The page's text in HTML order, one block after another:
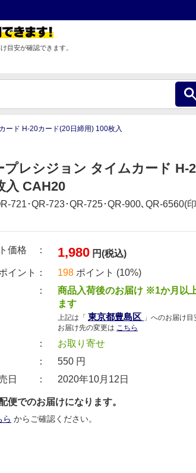
目安が確認できます。
ード H-20カード(20日締用) 100枚入
プレシジョン タイムカード H-
入 CAH20
721･QR-723･QR-725･QR-900､QR-6560(
価格 ： 1,980 円(税込)
イント：
198 ポイント (10%)
安 ：
商品入荷後のお届け ※1か月以
ます
上記は「 東京都豊島区 」へのお届け目
お届け先の変更は こちら
：
お取り寄せ
料 ：
550 円
売日 ：
2020年10月12日
便でのお届けになります。
ら からご確認ください。